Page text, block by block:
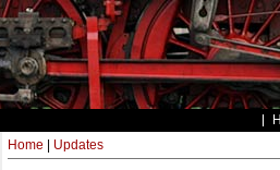
Home Updates